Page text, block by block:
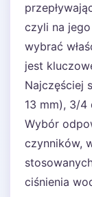
czyli na
wybrać
jest
Najczęściej
13 mm), 3/4
Wybór
czynników,
ciśnienia